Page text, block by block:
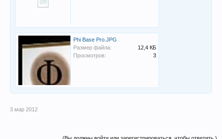
Phi Base Pro.JPG
Размер файла:
12,4 КБ
Просмотров:
3
3 мар 2012